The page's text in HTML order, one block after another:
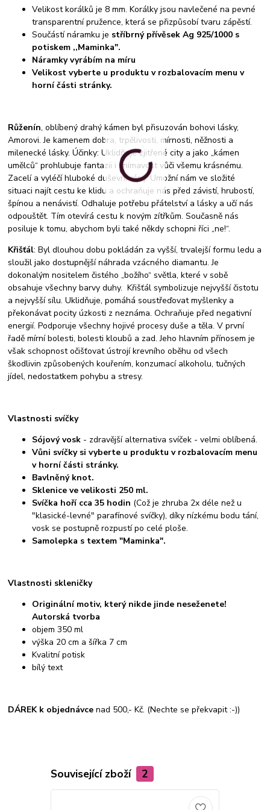
Velikost korálků je 8 mm. Korálky jsou navlečené na pevné
transparentní pružence, která se přizpůsobí tvaru zápěstí.
Součástí náramku je stříbrný přívěsek Ag 925/1000 s
potiskem ,,Maminka".
Náramky vyrábím na míru
Velikost vyberte u produktu v rozbalovacím menu v
horní části stránky.
Růženín, oblíbený drahý kámen byl přisuzován bohovi lásky,
Amorovi. Je kamenem dobra, trpělivosti, mírnosti, něžnosti a
milenecké lásky. Účinky: Uklidňuje zjitřené city a jako „kámen
umělců“ prohlubuje fantazii i vnímavost vůči všemu krásnému.
Zacelí a vyléčí hluboké duševní rány. Umožní nám ve složité
situaci najít cestu ke klidu a ochraňuje nás před závistí, hrubostí,
špínou a nenávistí. Odhaluje potřebu přátelství a lásky a učí nás
odpouštět. Tím otevírá cestu k novým zítřkům. Současně nás
posiluje k tomu, abychom byli také někdy schopni říci „ne!“.
Křišťál: Byl dlouhou dobu pokládán za vyšší, trvalejší formu ledu a
sloužil jako dostupnější náhrada vzácného diamantu. Je
dokonalým nositelem čistého „božího“ světla, které v sobě
obsahuje všechny barvy duhy. Křišťál symbolizuje nejvyšší čistotu
a nejvyšší sílu. Uklidňuje, pomáhá soustřeďovat myšlenky a
překonávat pocity úzkosti z neznáma. Ochraňuje před negativní
energií. Podporuje všechny hojivé procesy duše a těla. V první
řadě mírní bolesti, bolesti kloubů a zad. Jeho hlavním přínosem je
však schopnost očišťovat ústrojí krevního oběhu od všech
škodlivin způsobených kouřením, konzumací alkoholu, tučných
jídel, nedostatkem pohybu a stresy.
Vlastnosti svíčky
Sójový vosk - zdravější alternativa svíček - velmi oblíbená.
Vůni svíčky si vyberte u produktu v rozbalovacím menu
v horní části stránky.
Bavlněný knot.
Sklenice ve velikosti 250 ml.
Svíčka hoří cca 35 hodin (Což je zhruba 2x déle než u
"klasické-levné" parafínové svíčky), díky nízkému bodu tání,
vosk se postupně rozpustí po celé ploše.
Samolepka s textem "Maminka".
Vlastnosti skleničky
Originální motiv, který nikde jinde neseženete!
Autorská tvorba
objem 350 ml
výška 20 cm a šířka 7 cm
Kvalitní potisk
bílý text
DÁREK k objednávcenad 500,- Kč. (Nechte se překvapit :-))
Související zboží 2